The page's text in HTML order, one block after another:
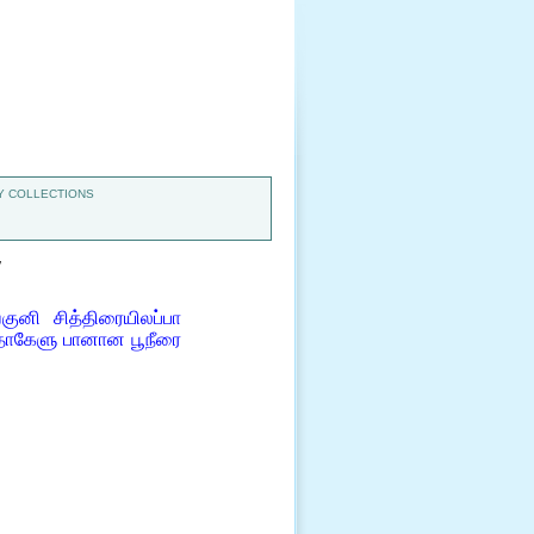
COLLECTIONS
சித்திரையிலப்பா
பானான பூநீரை